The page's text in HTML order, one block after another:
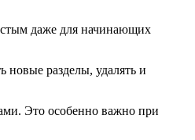
даже для начинающих
разделы, удалять и
Это особенно важно при